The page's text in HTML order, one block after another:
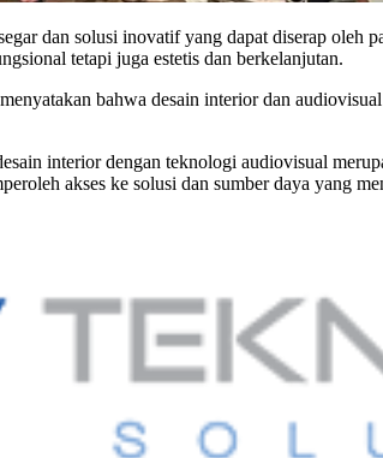
dan solusi inovatif yang dapat diserap oleh
tetapi juga estetis dan berkelanjutan.
bahwa desain interior dan
interior dengan teknologi audiovisual
akses ke solusi dan sumber daya yang